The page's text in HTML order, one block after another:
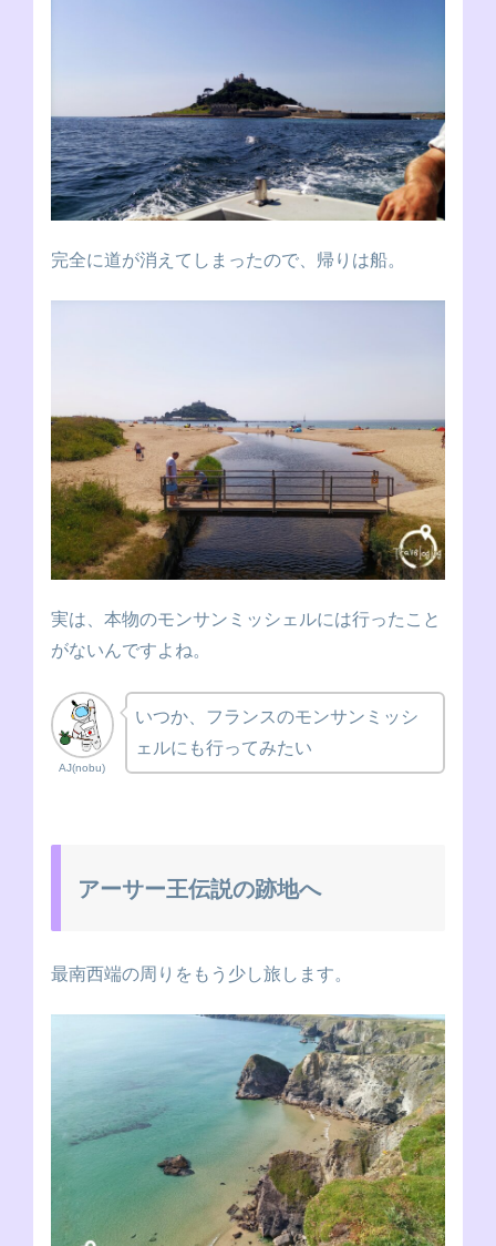
完全に道が消えてしまったので、帰りは船。
実は、本物のモンサンミッシェルには行ったこと
がないんですよね。
AJ(nobu)
いつか、フランスのモンサンミッシ
ェルにも行ってみたい
アーサー王伝説の跡地へ
最南西端の周りをもう少し旅します。